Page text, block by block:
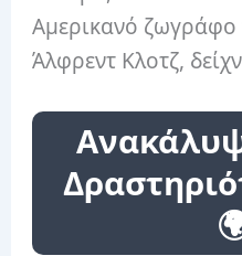
Αμερικανό
Άλφρεντ Κλοτζ,